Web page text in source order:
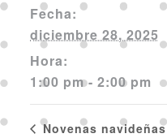
Fecha:
diciembre 28, 2025
Hora:
1:00 pm - 2:00 pm
Novenas navideñas